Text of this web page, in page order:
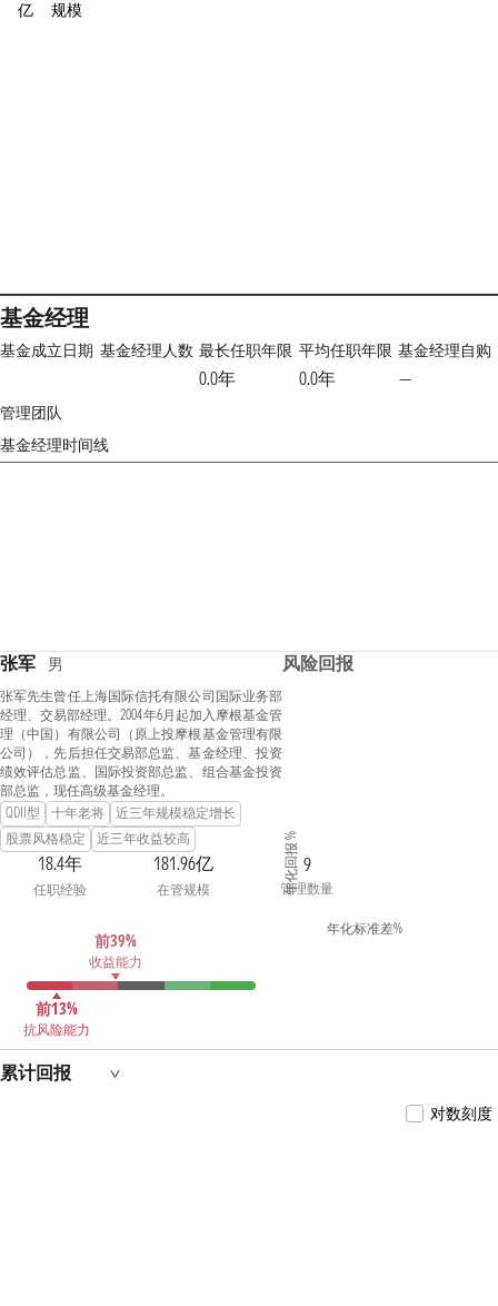
亿 规模
基金经理
基金成立日期 基金经理人数 最长任职年限
0.0年
平均任职年限
0.0年
基金经理自购
—
管理团队
基金经理时间线
张军 男
张军先生曾任上海国际信托有限公司国际业务部
经理、交易部经理。2004年6月起加入摩根基金管
理（中国）有限公司（原上投摩根基金管理有限
公司），先后担任交易部总监、基金经理、投资
绩效评估总监、国际投资部总监、组合基金投资
部总监，现任高级基金经理。
QDII型
十年老将
近三年规模稳定增长
股票风格稳定
近三年收益较高
18.4年
任职经验
181.96亿
在管规模
9
管理数量
前39%
收益能力
前13%
抗风险能力
风险回报
年化回报 %
年化标准差%
累计回报
对数刻度